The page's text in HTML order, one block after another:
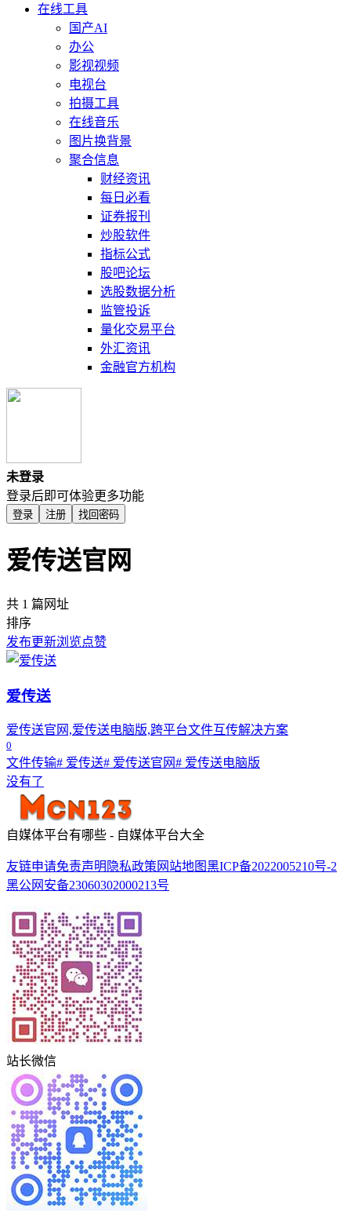
在线工具
国产AI
办公
影视视频
电视台
拍摄工具
在线音乐
图片换背景
聚合信息
财经资讯
每日必看
证券报刊
炒股软件
指标公式
股吧论坛
选股数据分析
监管投诉
量化交易平台
外汇资讯
金融官方机构
未登录
登录后即可体验更多功能
登录 注册 找回密码
爱传送官网
共 1 篇网址
排序
发布更新浏览点赞
爱传送
爱传送官网,爱传送电脑版,跨平台文件互传解决方案
0
文件传输# 爱传送# 爱传送官网# 爱传送电脑版
没有了
自媒体平台有哪些 - 自媒体平台大全
友链申请免责声明 隐私政策 网站地图黑ICP备2022005210号-2
黑公网安备23060302000213号
站长微信